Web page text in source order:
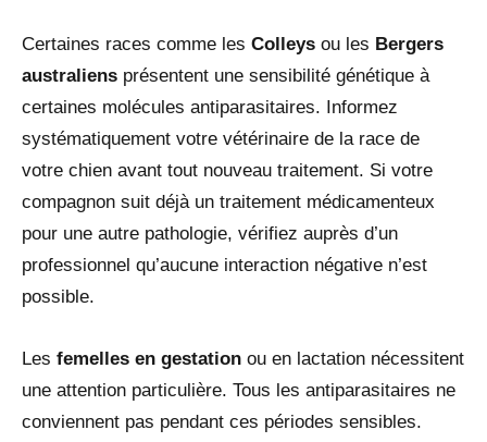
Certaines races comme les Colleys ou les Bergers
australiens présentent une sensibilité génétique à
certaines molécules antiparasitaires. Informez
systématiquement votre vétérinaire de la race de
votre chien avant tout nouveau traitement. Si votre
compagnon suit déjà un traitement médicamenteux
pour une autre pathologie, vérifiez auprès d’un
professionnel qu’aucune interaction négative n’est
possible.
Les femelles en gestation ou en lactation nécessitent
une attention particulière. Tous les antiparasitaires ne
conviennent pas pendant ces périodes sensibles.